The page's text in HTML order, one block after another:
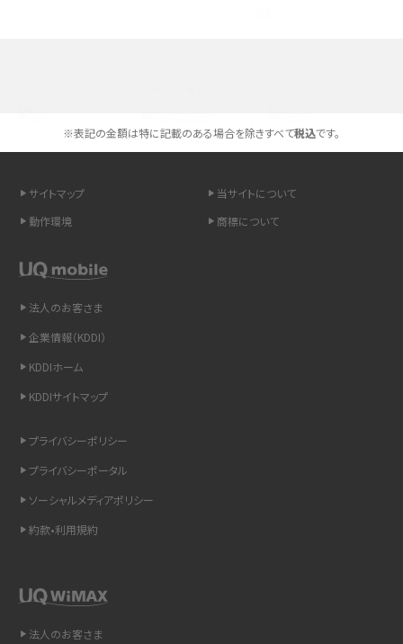
高校生にスマホ制限は必要？所持率やメリット・デメリットを詳しく紹介
スマホのネット通信速度が遅い原因は？すぐできる対処法や見直すポイントを解
を解説
LINEの引き継ぎ方法は？対象データや事前準備・条件・注意点などを解説
非通知設定とは？184で電話をかける方法やiPhone・Androidの設定を解説
iCloudの使用容量を減らす9つの方法！使用状況の確認手順も紹介
リプライ機能とは？LINE、X（旧Twitter）、Instagram、TikTokで送る方法を解説
※表記の金額は特に記載のある場合を除きすべて税込です。
サイトマップ
当サイトについて
動作環境
商標について
法人のお客さま
企業情報（KDDI）
KDDIホーム
KDDIサイトマップ
プライバシーポリシー
プライバシーポータル
ソーシャルメディアポリシー
約款•利用規約
法人のお客さま